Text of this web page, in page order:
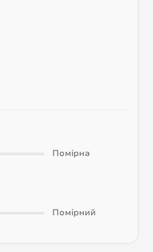
Помірна
Помірний